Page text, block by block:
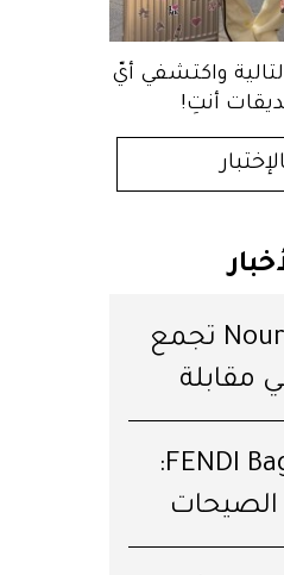
واكتشفي أيّ
أنتِ!
Nour Al Ghandour تجمع
مقابلة
شنطة FENDI Baguette:
الصيحات